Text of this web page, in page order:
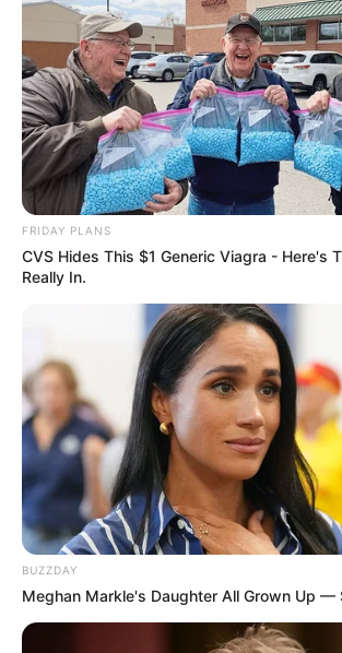
FRIDAY PLANS
CVS Hides This $1 Generic Viagra - Here's
Really In.
BUZZDAY
Meghan Markle's Daughter All Grown Up —